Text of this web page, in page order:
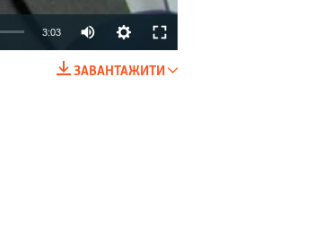
3:03
ЗАВАНТАЖИТИ